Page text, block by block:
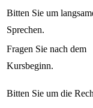
Bitten Sie um
Sprechen.
Fragen Sie nach dem
Kursbeginn.
Bitten Sie um die